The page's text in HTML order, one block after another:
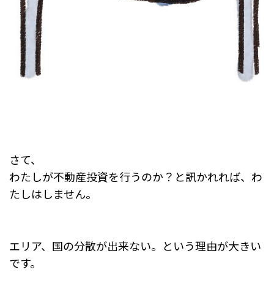
さて、
わたしが不動産投資を行うのか？と訊かれれば、わ
たしはしません。
エリア、国の分散が出来ない。という理由が大きい
です。